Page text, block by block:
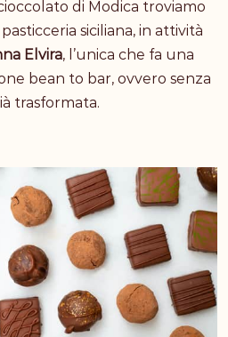
di Modica troviamo
siciliana, in attività
Elvira, l’unica che fa una
bean to bar, ovvero senza
trasformata.